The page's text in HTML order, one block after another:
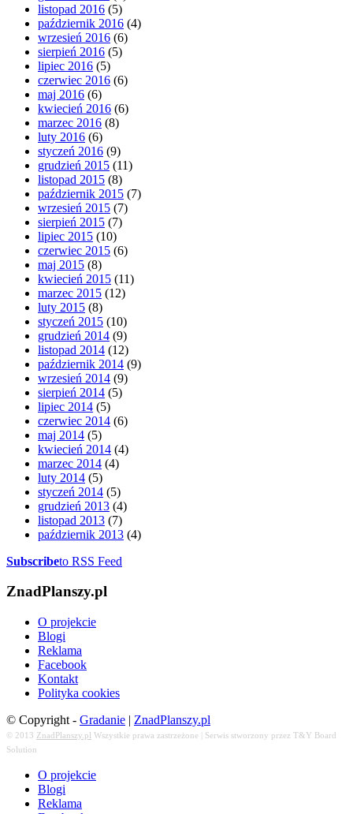
listopad 2016 (5)
październik 2016 (4)
wrzesień 2016 (6)
sierpień 2016 (5)
lipiec 2016 (5)
czerwiec 2016 (6)
maj 2016 (6)
kwiecień 2016 (6)
marzec 2016 (8)
luty 2016 (6)
styczeń 2016 (9)
grudzień 2015 (11)
listopad 2015 (8)
październik 2015 (7)
wrzesień 2015 (7)
sierpień 2015 (7)
lipiec 2015 (10)
czerwiec 2015 (6)
maj 2015 (8)
kwiecień 2015 (11)
marzec 2015 (12)
luty 2015 (8)
styczeń 2015 (10)
grudzień 2014 (9)
listopad 2014 (12)
październik 2014 (9)
wrzesień 2014 (9)
sierpień 2014 (5)
lipiec 2014 (5)
czerwiec 2014 (6)
maj 2014 (5)
kwiecień 2014 (4)
marzec 2014 (4)
luty 2014 (5)
styczeń 2014 (5)
grudzień 2013 (4)
listopad 2013 (7)
październik 2013 (4)
Subscribeto RSS Feed
ZnadPlanszy.pl
O projekcie
Blogi
Reklama
Facebook
Kontakt
Polityka cookies
© Copyright - Gradanie | ZnadPlanszy.pl
© 2013 ZnadPlanszy.pl Wszystkie prawa zastrzeżone | Serwis stworzony przez T&Y Board
Solution
O projekcie
Blogi
Reklama